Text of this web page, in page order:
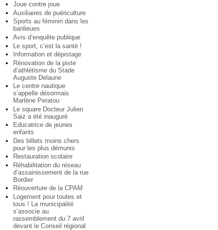
Joue contre joue
Auxiliaires de puériculture
Sports au féminin dans les
banlieues
Avis d’enquête publique
Le sport, c’est la santé !
Information et dépistage
Rénovation de la piste
d’athlétisme du Stade
Auguste Delaune
Le centre nautique
s’appelle désormais
Marlène Peratou
Le square Docteur Julien
Saiz a été inauguré
Educatrice de jeunes
enfants
Des billets moins chers
pour les plus démunis
Restauration scolaire
Réhabilitation du réseau
d’assainissement de la rue
Bordier
Réouverture de la CPAM
Logement pour toutes et
tous ! La municipalité
s’associe au
rassemblement du 7 avril
devant le Conseil régional